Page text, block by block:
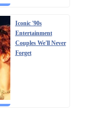
Iconic '90s
Entertainment
Couples We'll Never
Forget